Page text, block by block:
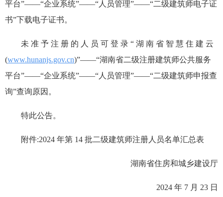
平台”——“企业系统”——“人员管理”——“二级建筑师电子证
书”下载电子证书。
未 准 予 注 册 的 人 员 可 登 录 “ 湖 南 省 智 慧 住 建 云
(www.hunanjs.gov.cn)”——“湖南省二级注册建筑师公共服务
平台”——“企业系统”——“人员管理”——“二级建筑师申报查
询”查询原因。
特此公告。
附件:2024 年第 14 批二级建筑师注册人员名单汇总表
湖南省住房和城乡建设厅
2024 年 7 月 23 日